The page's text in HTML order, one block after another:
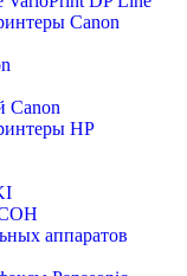
Canon
Canon
HP
аппаратов